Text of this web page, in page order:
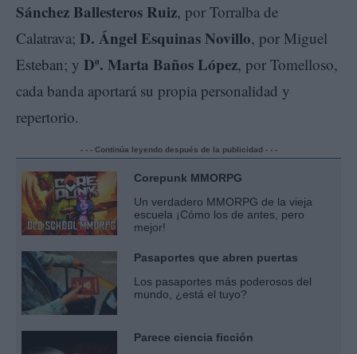
Sánchez Ballesteros Ruiz, por Torralba de
Calatrava; D. Ángel Esquinas Novillo, por Miguel
Esteban; y Dª. Marta Baños López, por Tomelloso,
cada banda aportará su propia personalidad y
repertorio.
- - - Continúa leyendo después de la publicidad - - -
Corepunk MMORPG
Un verdadero MMORPG de la vieja
escuela ¡Cómo los de antes, pero
mejor!
Pasaportes que abren puertas
Los pasaportes más poderosos del
mundo, ¿está el tuyo?
Parece ciencia ficción